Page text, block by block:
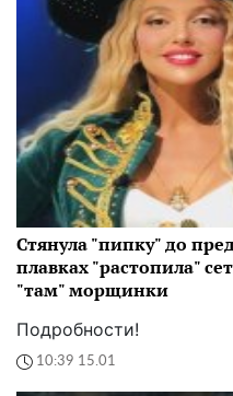
Стянула "пипку" до
плавках "растопила"
"там" морщинки
Подробности!
10:39 15.01